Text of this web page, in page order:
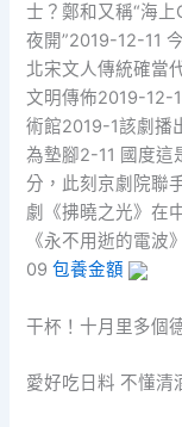
士？鄭和又稱“海
夜開”2019-12-11
北宋文人傳統確當
文明傳佈2019-12-
術館2019-1該劇播
為墊腳2-11 國度這
分，此刻京劇院聯
劇《拂曉之光》在
《永不用逝的電
09包養金額
干杯！十月里多個
愛好吃日料 不懂清